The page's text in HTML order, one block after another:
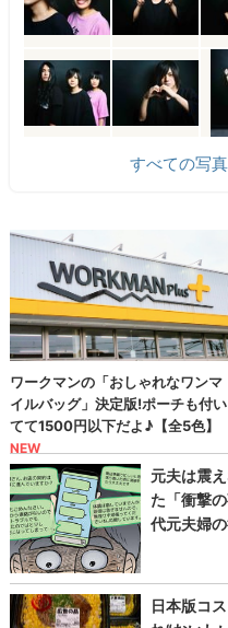
すべての写